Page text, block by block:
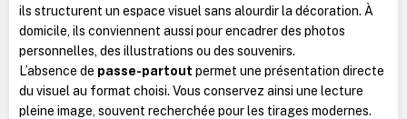
ils structurent un espace visuel sans alourdir la décoration. À
domicile, ils conviennent aussi pour encadrer des photos
personnelles, des illustrations ou des souvenirs.
L’absence de passe-partout permet une présentation directe
du visuel au format choisi. Vous conservez ainsi une lecture
pleine image, souvent recherchée pour les tirages modernes.